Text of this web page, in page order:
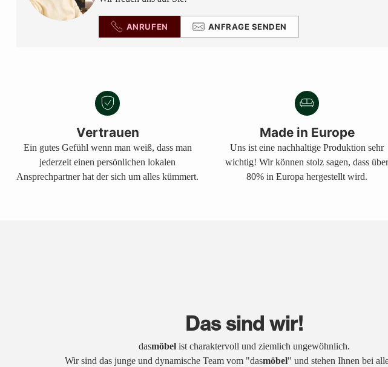
ANRUFEN ANFRAGE SENDEN
Vertrauen
Ein gutes Gefühl wenn man weiß, dass man
jederzeit einen persönlichen lokalen
Ansprechpartner hat der sich um alles kümmert.
Made in Europe
Uns ist eine nachhaltige Produktion sehr
wichtig! Wir können stolz sagen, dass
80% in Europa hergestellt wird.
Das sind wir!
dasmöbelist charaktervoll und ziemlich ungewöhnlich.
Wir sind das junge und dynamische Team vom "dasmöbel" und stehen Ihnen bei